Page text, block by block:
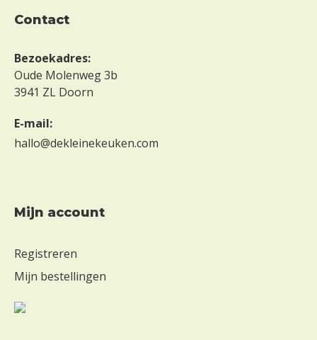
contact
Bezoekadres:
Oude Molenweg 3b
3941 ZL Doorn
E-mail:
hallo@dekleinekeuken.com
mijn account
Registreren
Mijn bestellingen